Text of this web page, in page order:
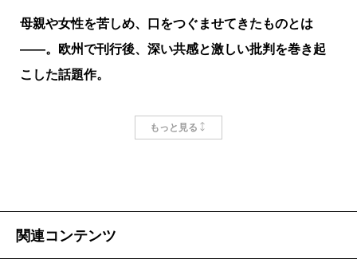
母親や女性を苦しめ、口をつぐませてきたものとは
――。欧州で刊行後、深い共感と激しい批判を巻き起
こした話題作。
出産して二日後だろうか。病室に現れた看護師さん
かなかお見舞いに来られなかった。今なら誰かに頼む
とか、家族が来るまでは馬油なしで乗り切るとか、い
くらでも代案を思いつくのだが、その時は頭がぼうっ
もっと見る
関連コンテンツ